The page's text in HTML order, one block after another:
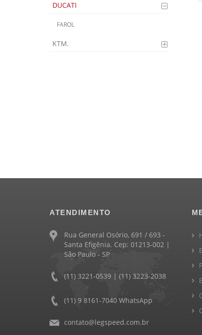
DUCATI
FAROL
KTM.
ATENDIMENTO
Rua General Osório, 691 / 693 -
Santa Efigênia. Cep: 01213-002 |
São Paulo - SP
(11) 3221-0539 | (11) 3223-2038
(11) 9 8161-7040 WhatsApp
contato@legspeed.com.br